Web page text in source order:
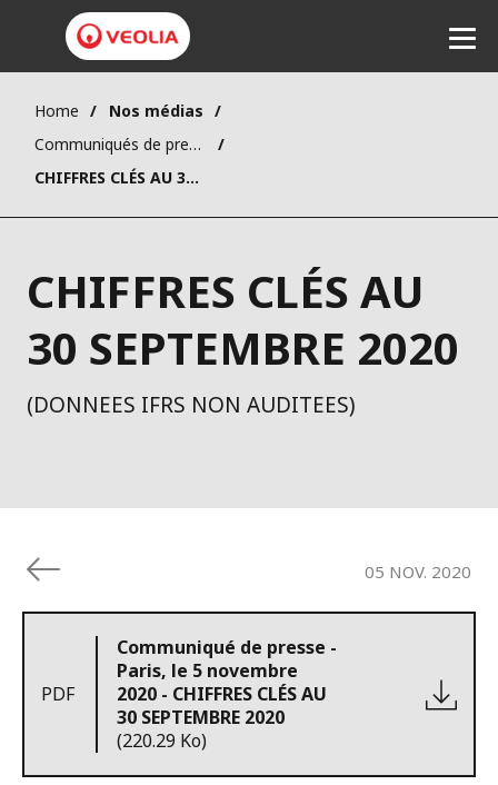
Home
Nos médias
Communiqués de presse
CHIFFRES CLÉS AU 30 SEPTEMBRE 2020
CHIFFRES CLÉS AU
30 SEPTEMBRE 2020
(DONNEES IFRS NON AUDITEES)
05 NOV. 2020
PDF
Communiqué de presse -
Paris, le 5 novembre
2020 - CHIFFRES CLÉS AU
30 SEPTEMBRE 2020
(220.29 Ko)